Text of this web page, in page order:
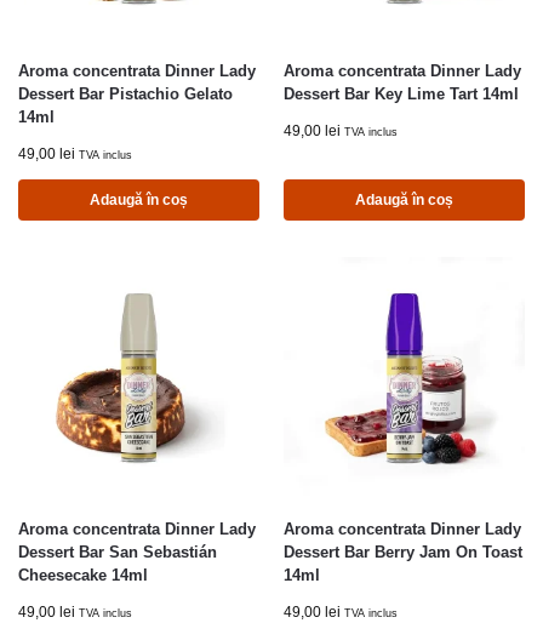
Aroma concentrata Dinner Lady
Dessert Bar Pistachio Gelato
14ml
49,00 lei TVA inclus
Adaugă în coș
Aroma concentrata Dinner Lady
Dessert Bar Key Lime Tart 14ml
49,00 lei TVA inclus
Adaugă în coș
Aroma concentrata Dinner Lady
Dessert Bar San Sebastián
Cheesecake 14ml
49,00 lei TVA inclus
Aroma concentrata Dinner Lady
Dessert Bar Berry Jam On Toast
14ml
49,00 lei TVA inclus